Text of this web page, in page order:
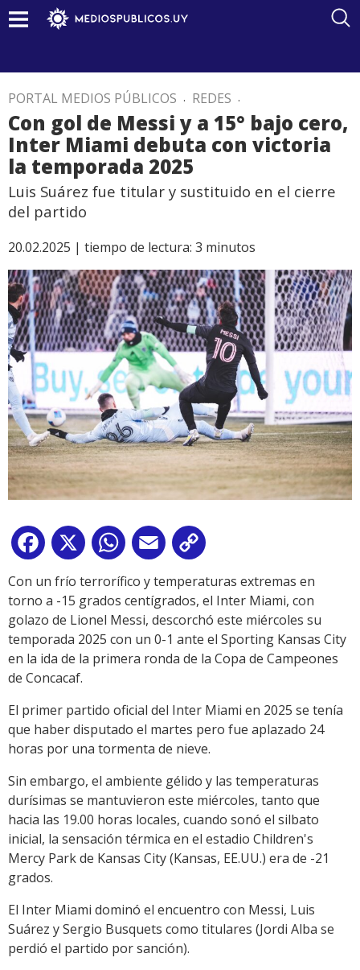
PORTAL MEDIOS PÚBLICOS . REDES .
Con gol de Messi y a 15° bajo cero,
Inter Miami debuta con victoria
la temporada 2025
Luis Suárez fue titular y sustituido en el cierre
del partido
20.02.2025 | tiempo de lectura: 3 minutos
Facebook
X WhatsApp
Email
Link
Con un frío terrorífico y temperaturas extremas en
torno a -15 grados centígrados, el Inter Miami, con
golazo de Lionel Messi, descorchó este miércoles su
temporada 2025 con un 0-1 ante el Sporting Kansas City
en la ida de la primera ronda de la Copa de Campeones
de Concacaf.
El primer partido oficial del Inter Miami en 2025 se tenía
que haber disputado el martes pero fue aplazado 24
horas por una tormenta de nieve.
Sin embargo, el ambiente gélido y las temperaturas
durísimas se mantuvieron este miércoles, tanto que
hacia las 19.00 horas locales, cuando sonó el silbato
inicial, la sensación térmica en el estadio Children's
Mercy Park de Kansas City (Kansas, EE.UU.) era de -21
grados.
El Inter Miami dominó el encuentro con Messi, Luis
Suárez y Sergio Busquets como titulares (Jordi Alba se
perdió el partido por sanción).